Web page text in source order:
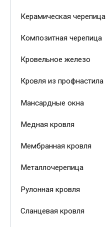
Керамическая черепица
Композитная черепица
Кровельное железо
Кровля из профнастила
Мансардные окна
Медная кровля
Мембранная кровля
Металлочерепица
Рулонная кровля
Сланцевая кровля